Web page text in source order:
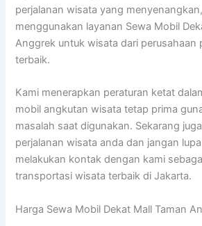
perjalanan wisata yang
menggunakan layanan Sewa Mobil
Anggrek untuk wisata dari perusahaan
terbaik.
Kami menerapkan peraturan ketat
mobil angkutan wisata tetap prima
masalah saat digunakan. Sekarang
perjalanan wisata anda dan jangan
melakukan kontak dengan kami
transportasi wisata terbaik di Jakarta.
Harga Sewa Mobil Dekat Mall Taman